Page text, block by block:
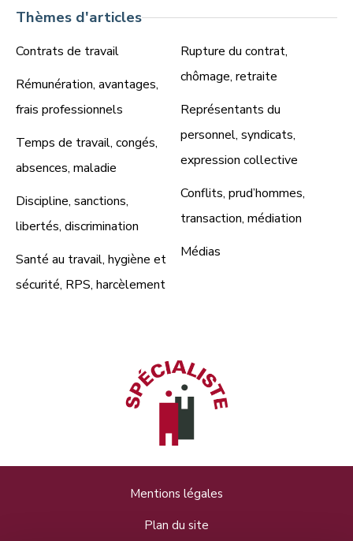
Thèmes d'articles
Contrats de travail
Rémunération, avantages,
frais professionnels
Temps de travail, congés,
absences, maladie
Discipline, sanctions,
libertés, discrimination
Santé au travail, hygiène et
sécurité, RPS, harcèlement
Rupture du contrat,
chômage, retraite
Représentants du
personnel, syndicats,
expression collective
Conflits, prud’hommes,
transaction, médiation
Médias
Mentions légales
Plan du site